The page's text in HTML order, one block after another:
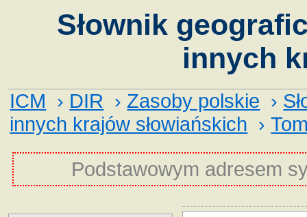
Słownik
innych
ICM › DIR › Zasoby polskie ›
innych krajów słowiańskich ›
Podstawowym adresem